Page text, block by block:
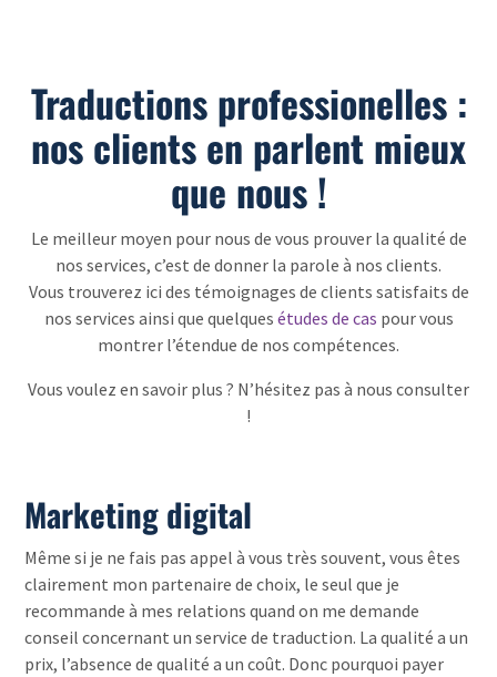
Traductions professionelles :
nos clients en parlent mieux
que nous !
Le meilleur moyen pour nous de vous prouver la qualité de
nos services, c’est de donner la parole à nos clients.
Vous trouverez ici des témoignages de clients satisfaits de
nos services ainsi que quelques études de cas pour vous
montrer l’étendue de nos compétences.
Vous voulez en savoir plus ? N’hésitez pas à nous consulter
!
Marketing digital
Même si je ne fais pas appel à vous très souvent, vous êtes
clairement mon partenaire de choix, le seul que je
recommande à mes relations quand on me demande
conseil concernant un service de traduction. La qualité a un
prix, l’absence de qualité a un coût. Donc pourquoi payer